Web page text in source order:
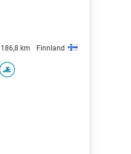
186,8 km Finnland